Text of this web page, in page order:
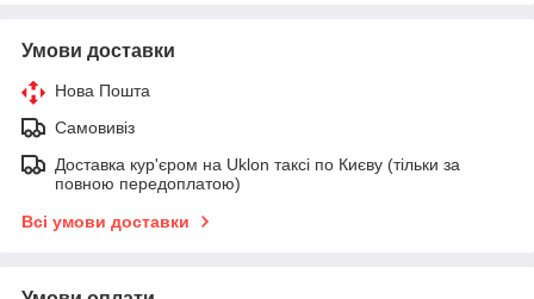
Умови доставки
Нова Пошта
Самовивіз
Доставка кур'єром на Uklon таксі по Києву (тільки за
повною передоплатою)
Всі умови доставки